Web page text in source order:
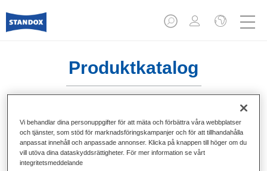
Produktkatalog
Standofleet Industry Binder KH Mix
711
Artikelnummer
Vi behandlar dina personuppgifter för att mäta och förbättra våra webbplatser
och tjänster, som stöd för marknadsföringskampanjer och för att tillhandahålla
anpassat innehåll och anpassade annonser. Klicka på knappen till höger om du
vill utöva dina dataskyddsrättigheter. För mer information se vårt
integritetsmeddelande